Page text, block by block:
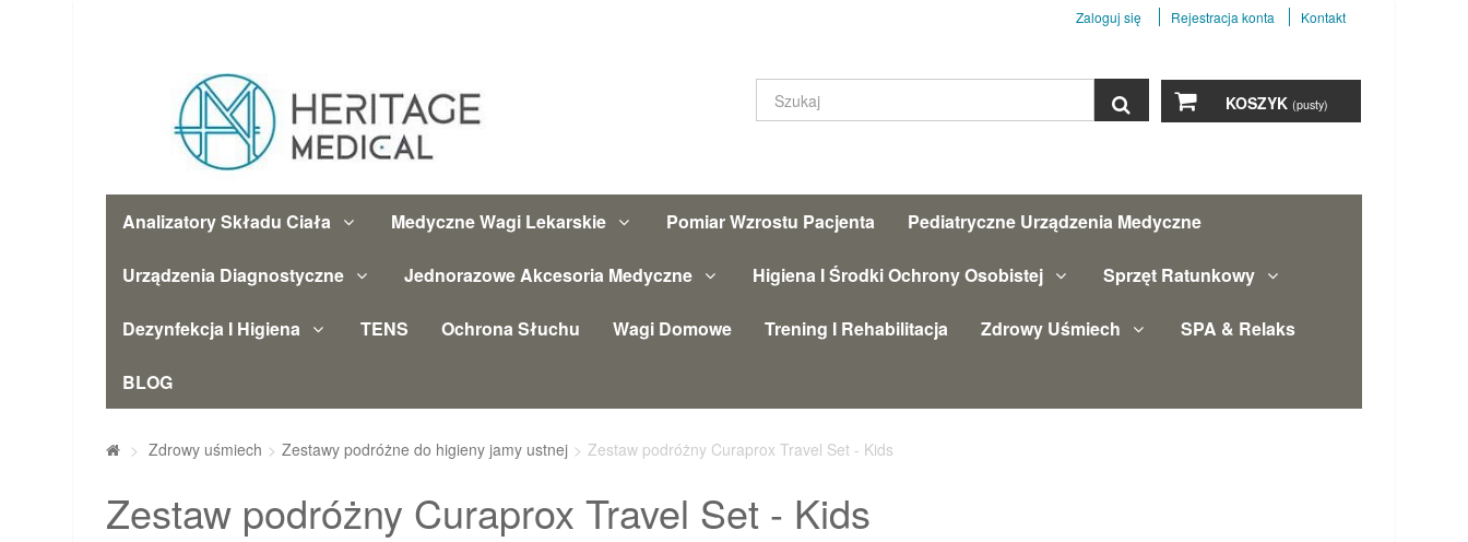
Zaloguj się Rejestracja konta Kontakt
KOSZYK (pusty)
Szukaj
Analizatory Składu Ciała Medyczne Wagi Lekarskie Pomiar Wzrostu Pacjenta Pediatryczne Urządzenia Medyczne
Urządzenia Diagnostyczne Jednorazowe Akcesoria Medyczne Higiena I Środki Ochrony Osobistej Sprzęt Ratunkowy
Dezynfekcja I Higiena TENS Ochrona Słuchu Wagi Domowe Trening I Rehabilitacja Zdrowy Uśmiech SPA & Relaks
BLOG
> Zdrowy uśmiech > Zestawy podróżne do higieny jamy ustnej > Zestaw podróżny Curaprox Travel Set - Kids
Zestaw podróżny Curaprox Travel Set - Kids